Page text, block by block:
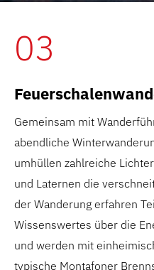
03
Gemeinsam mit
abendliche
umhüllen zahlreiche
und Laternen die
der Wanderung erfahren
Wissenswertes über die
und werden mit
typische Montafoner